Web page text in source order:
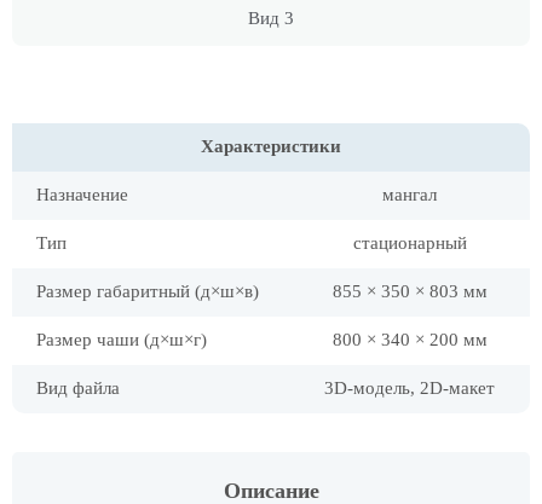
Вид 3
Характеристики
Назначение мангал
Тип стационарный
Размер габаритный (д×ш×в) 855 × 350 × 803 мм
Размер чаши (д×ш×г) 800 × 340 × 200 мм
Вид файла 3D-модель, 2D-макет
Описание